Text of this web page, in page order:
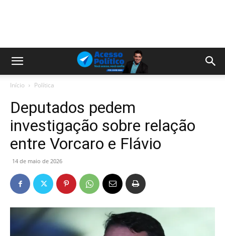
Início Política
Deputados pedem
investigação sobre relação
entre Vorcaro e Flávio
14 de maio de 2026